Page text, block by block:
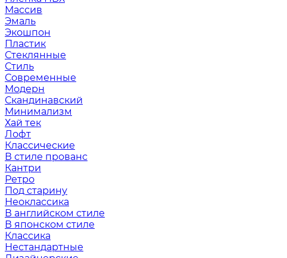
Массив
Эмаль
Экошпон
Пластик
Стеклянные
Стиль
Современные
Модерн
Скандинавский
Минимализм
Хай тек
Лофт
Классические
В стиле прованс
Кантри
Ретро
Под старину
Неоклассика
В английском стиле
В японском стиле
Классика
Нестандартные